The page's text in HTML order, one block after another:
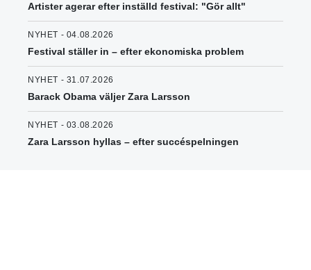
Artister agerar efter inställd festival: "Gör allt"
NYHET - 04.08.2026
Festival ställer in – efter ekonomiska problem
NYHET - 31.07.2026
Barack Obama väljer Zara Larsson
NYHET - 03.08.2026
Zara Larsson hyllas – efter succéspelningen